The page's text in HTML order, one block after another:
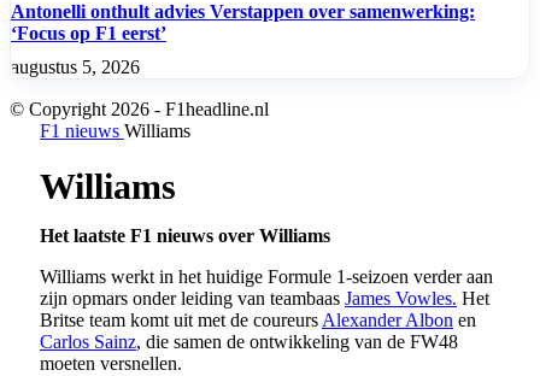
Antonelli onthult advies Verstappen over samenwerking:
‘Focus op F1 eerst’
augustus 5, 2026
© Copyright 2026 - F1headline.nl
F1 nieuws Williams
Williams
Het laatste F1 nieuws over Williams
Williams werkt in het huidige Formule 1-seizoen verder aan
zijn opmars onder leiding van teambaas James Vowles. Het
Britse team komt uit met de coureurs Alexander Albon en
Carlos Sainz, die samen de ontwikkeling van de FW48
moeten versnellen.